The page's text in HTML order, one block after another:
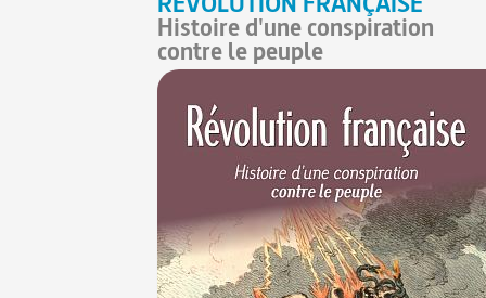
Histoire d'une conspiration
contre le peuple